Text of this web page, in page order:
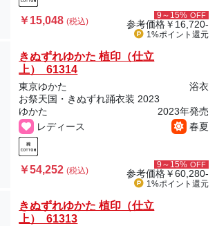
￥15,048(税込)
9～15% OFF
参考価格￥16,720-
1%ポイント 還元
きぬずれゆかた 植印（仕立
上） 61314
東京ゆかた
浴衣
お祭天国・きぬずれ踊衣装 2023
ゆかた
2023年発売
レディース
春夏
￥54,252(税込)
9～15% OFF
参考価格￥60,280-
1%ポイント 還元
きぬずれゆかた 植印（仕立
上） 61313